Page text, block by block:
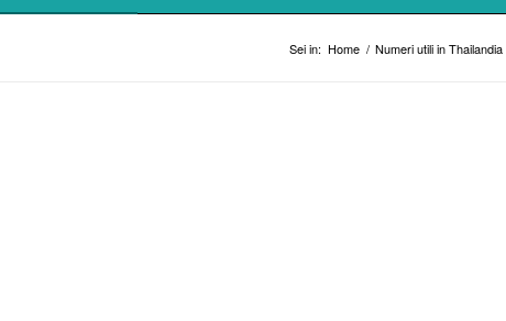
Sei in: Home / Numeri utili in Thailandia